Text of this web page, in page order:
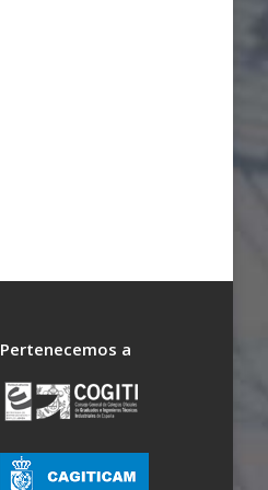
Pertenecemos a